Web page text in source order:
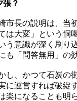
張？
市長の説明は、当
は大変」という恫
う意識が深く刷り
も「問答無用」の
し、かつて石炭の
に運営すれば破綻
楽になることも明